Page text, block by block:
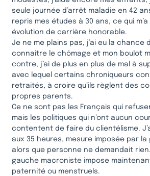
seule journée d’arrêt maladie en 42
repris mes études à 30 ans, ce qui
évolution de carrière honorable.
Je ne me plains pas, j’ai eu la chance
connaitre le chômage et mon boulot
contre, j’ai de plus en plus de mal à
avec lequel certains chroniqueurs
retraités, à croire qu’ils règlent des
propres parents.
Ce ne sont pas les Français qui
mais les politiques qui n’ont aucun
contentent de faire du clientélisme.
aux 35 heures, mesure imposée par
alors que personne ne demandait
gauche macroniste impose
paternité ou menstruels.